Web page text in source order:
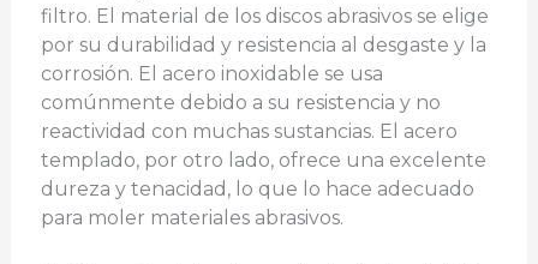
filtro. El material de los discos abrasivos se elige
por su durabilidad y resistencia al desgaste y la
corrosión. El acero inoxidable se usa
comúnmente debido a su resistencia y no
reactividad con muchas sustancias. El acero
templado, por otro lado, ofrece una excelente
dureza y tenacidad, lo que lo hace adecuado
para moler materiales abrasivos.